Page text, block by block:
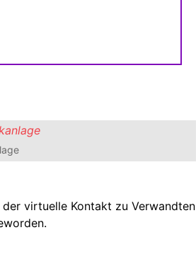
virtuelle Kontakt zu Verwandten